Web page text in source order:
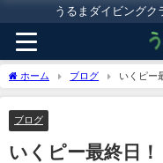
うるまダイビングク
ホーム ブログ いくピー
ブログ
いくピー最終日！